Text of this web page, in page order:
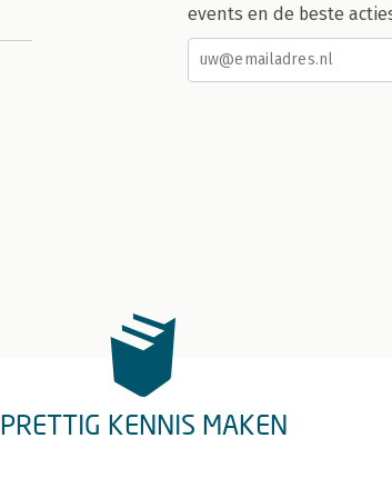
events en de beste
PRETTIG KENNIS MAKEN